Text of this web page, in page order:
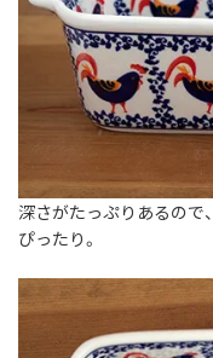
深さがたっぷりあるので
ぴったり。